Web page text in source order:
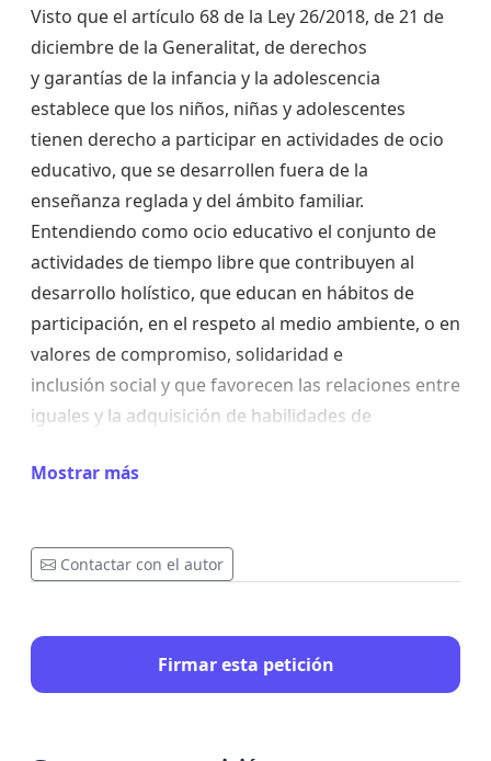
Visto que el artículo 68 de la Ley 26/2018, de 21 de
diciembre de la Generalitat, de derechos
y garantías de la infancia y la adolescencia
establece que los niños, niñas y adolescentes
tienen derecho a participar en actividades de ocio
educativo, que se desarrollen fuera de la
enseñanza reglada y del ámbito familiar.
Entendiendo como ocio educativo el conjunto de
actividades de tiempo libre que contribuyen al
desarrollo holístico, que educan en hábitos de
participación, en el respeto al medio ambiente, o en
valores de compromiso, solidaridad e
inclusión social y que favorecen las relaciones entre
iguales y la adquisición de habilidades de
En este sentido, dicha ley, dispone que las
educativo de manera que niños, niñas y
regular y variada. La promoción y fomento
público del ocio educativo garantizará el acceso en
condiciones de equidad.
no lectivos (vacaciones de Navidad, Pascua
Mostrar más
Contactar con el autor
Firmar esta petición